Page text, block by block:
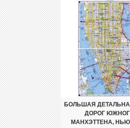
БОЛЬШАЯ
ДОРОГ
МАНХЭТТЕНА,